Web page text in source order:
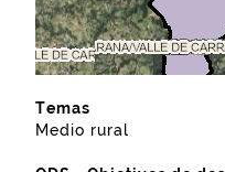
Temas
Medio rural